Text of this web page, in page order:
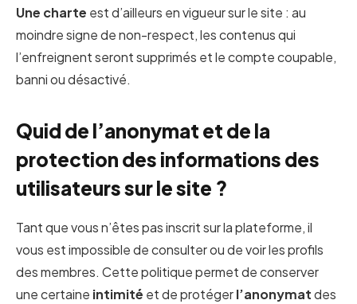
Une charte est d’ailleurs en vigueur sur le site : au
moindre signe de non-respect, les contenus qui
l’enfreignent seront supprimés et le compte coupable,
banni ou désactivé.
Quid de l’anonymat et de la
protection des informations des
utilisateurs sur le site ?
Tant que vous n’êtes pas inscrit sur la plateforme, il
vous est impossible de consulter ou de voir les profils
des membres. Cette politique permet de conserver
une certaine intimité et de protégerl’anonymatdes